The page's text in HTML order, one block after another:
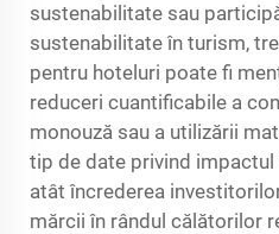
sustenabilitate sau
sustenabilitate în turism,
pentru hoteluri poate fi
reduceri cuantificabile a
monouză sau a utilizării
tip de date privind
atât încrederea
mărcii în rândul călătorilor